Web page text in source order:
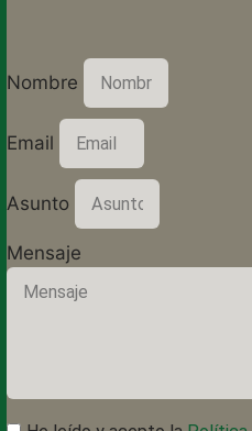
Nombre
Email
Asunto
Mensaje